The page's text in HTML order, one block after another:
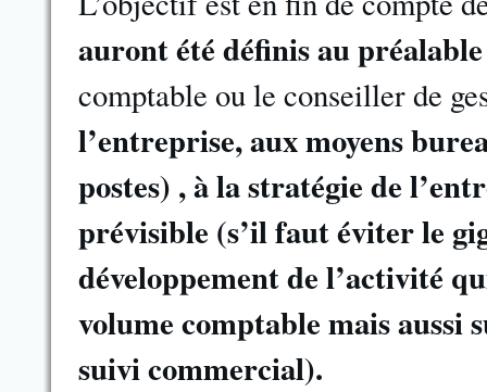
auront été définis au préalable
comptable ou le conseiller de
l’entreprise, aux moyens
postes) , à la stratégie de
prévisible (s’il faut éviter le
développement de l’activité
volume comptable mais aussi
suivi commercial).